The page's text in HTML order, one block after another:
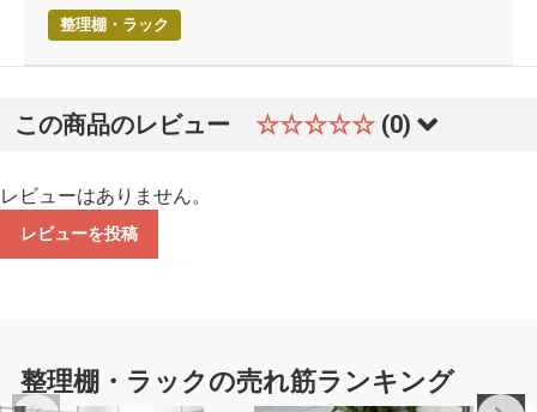
整理棚・ラック
この商品のレビュー ☆☆☆☆☆ (0)
レビューはありません。
レビューを投稿
整理棚・ラックの売れ筋ランキング